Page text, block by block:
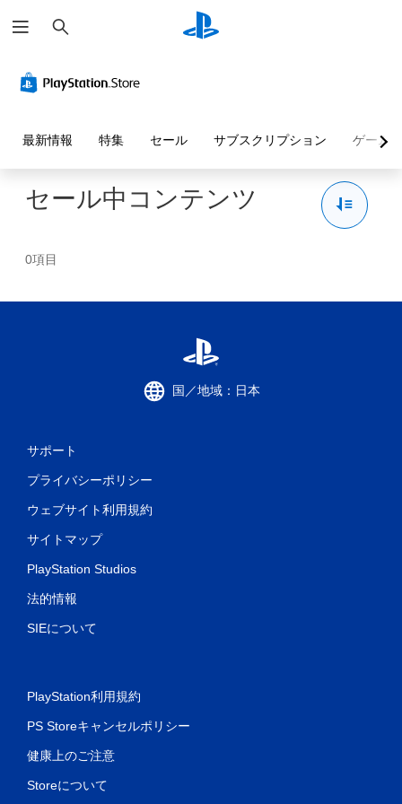
索
最新情報 特集 セール サブスクリプション ゲーム
セール中コンテンツ
0項目
国／地域：日本
サポート
プライバシーポリシー
ウェブサイト利用規約
サイトマップ
PlayStation Studios
法的情報
SIEについて
PlayStation利用規約
PS Storeキャンセルポリシー
健康上のご注意
Storeについて